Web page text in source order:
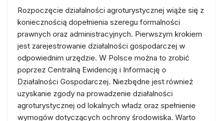
Rozpoczęcie działalności agroturystycznej wiąże się z
koniecznością dopełnienia szeregu formalności
prawnych oraz administracyjnych. Pierwszym krokiem
jest zarejestrowanie działalności gospodarczej w
odpowiednim urzędzie. W Polsce można to zrobić
poprzez Centralną Ewidencję i Informację o
Działalności Gospodarczej. Niezbędne jest również
uzyskanie zgody na prowadzenie działalności
agroturystycznej od lokalnych władz oraz spełnienie
wymogów dotyczących ochrony środowiska. Warto